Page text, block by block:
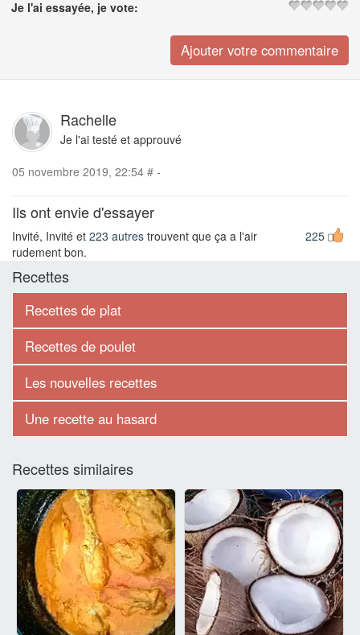
Je l'ai essayée, je vote:
Rachelle
Je l'ai testé et approuvé
05 novembre 2019, 22:54 # -
Ils ont envie d'essayer
225
Invité, Invité et 223 autres trouvent que ça a l'air
rudement bon.
Recettes
Recettes de plat
Recettes de poulet
Les nouvelles recettes
Une recette au hasard
Recettes similaires